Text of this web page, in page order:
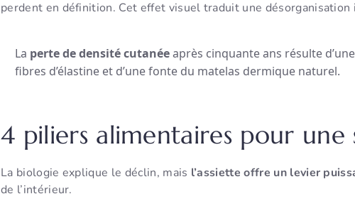
perdent en définition. Cet effet visuel traduit une désorganisation
La perte de densité cutanéeaprès cinquante ans résulte
fibres d’élastine et d’une fonte du matelas dermique naturel.
4 piliers alimentaires pour
La biologie explique le déclin, mais l’assiette offre un levier
de l’intérieur.